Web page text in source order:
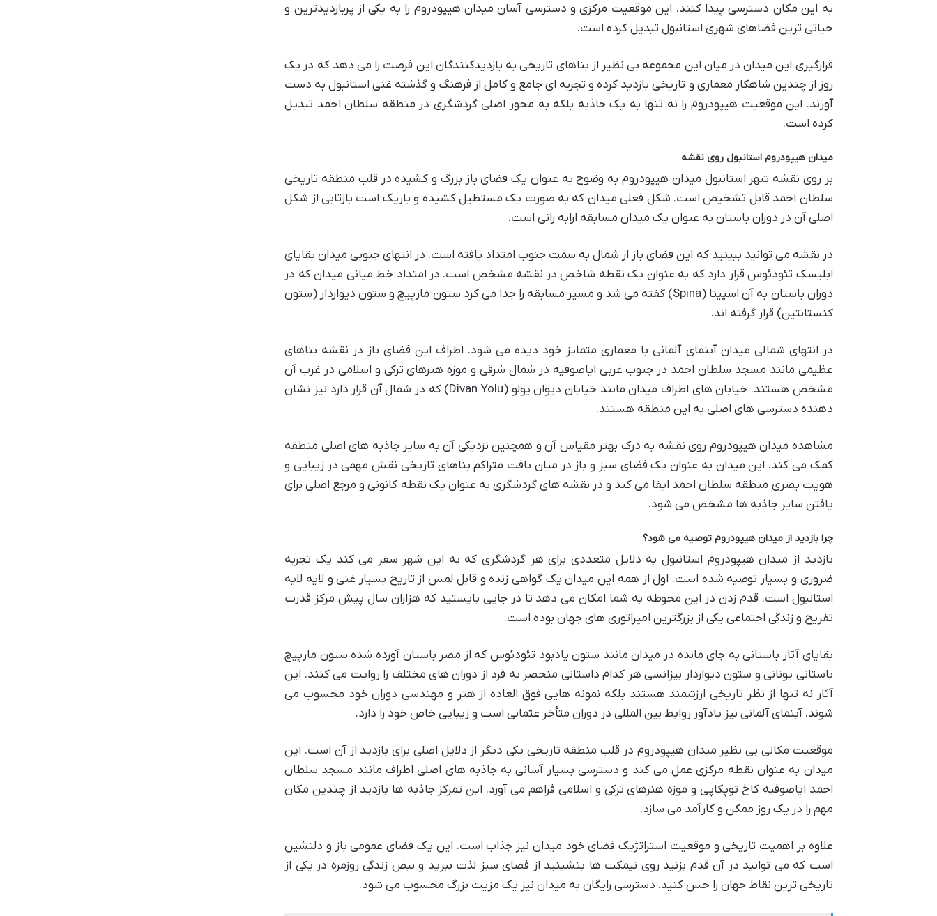
به این مکان دسترسی پیدا کنند. این موقعیت مرکزی و دسترسی آسان میدان هیپودروم را به یکی از پربازدیدترین و
حیاتی ترین فضاهای شهری استانبول تبدیل کرده است.
قرارگیری این میدان در میان این مجموعه بی نظیر از بناهای تاریخی به بازدیدکنندگان این فرصت را می دهد که در یک
روز از چندین شاهکار معماری و تاریخی بازدید کرده و تجربه ای جامع و کامل از فرهنگ و گذشته غنی استانبول به دست
آورند. این موقعیت هیپودروم را نه تنها به یک جاذبه بلکه به محور اصلی گردشگری در منطقه سلطان احمد تبدیل
کرده است.
میدان هیپودروم استانبول روی نقشه
بر روی نقشه شهر استانبول میدان هیپودروم به وضوح به عنوان یک فضای باز بزرگ و کشیده در قلب منطقه تاریخی
سلطان احمد قابل تشخیص است. شکل فعلی میدان که به صورت یک مستطیل کشیده و باریک است بازتابی از شکل
اصلی آن در دوران باستان به عنوان یک میدان مسابقه ارابه رانی است.
در نقشه می توانید ببینید که این فضای باز از شمال به سمت جنوب امتداد یافته است. در انتهای جنوبی میدان بقایای
ابلیسک تئودئوس قرار دارد که به عنوان یک نقطه شاخص در نقشه مشخص است. در امتداد خط میانی میدان که در
دوران باستان به آن اسپینا (Spina) گفته می شد و مسیر مسابقه را جدا می کرد ستون مارپیچ و ستون دیواردار (ستون
کنستانتین) قرار گرفته اند.
در انتهای شمالی میدان آبنمای آلمانی با معماری متمایز خود دیده می شود. اطراف این فضای باز در نقشه بناهای
عظیمی مانند مسجد سلطان احمد در جنوب غربی ایاصوفیه در شمال شرقی و موزه هنرهای ترکی و اسلامی در غرب آن
مشخص هستند. خیابان های اطراف میدان مانند خیابان دیوان یولو (Divan Yolu) که در شمال آن قرار دارد نیز نشان
دهنده دسترسی های اصلی به این منطقه هستند.
مشاهده میدان هیپودروم روی نقشه به درک بهتر مقیاس آن و همچنین نزدیکی آن به سایر جاذبه های اصلی منطقه
کمک می کند. این میدان به عنوان یک فضای سبز و باز در میان بافت متراکم بناهای تاریخی نقش مهمی در زیبایی و
هویت بصری منطقه سلطان احمد ایفا می کند و در نقشه های گردشگری به عنوان یک نقطه کانونی و مرجع اصلی برای
یافتن سایر جاذبه ها مشخص می شود.
چرا بازدید از میدان هیپودروم توصیه می شود؟
بازدید از میدان هیپودروم استانبول به دلایل متعددی برای هر گردشگری که به این شهر سفر می کند یک تجربه
ضروری و بسیار توصیه شده است. اول از همه این میدان یک گواهی زنده و قابل لمس از تاریخ بسیار غنی و لایه لایه
استانبول است. قدم زدن در این محوطه به شما امکان می دهد تا در جایی بایستید که هزاران سال پیش مرکز قدرت
تفریح و زندگی اجتماعی یکی از بزرگترین امپراتوری های جهان بوده است.
بقایای آثار باستانی به جای مانده در میدان مانند ستون یادبود تئودئوس که از مصر باستان آورده شده ستون مارپیچ
باستانی یونانی و ستون دیواردار بیزانسی هر کدام داستانی منحصر به فرد از دوران های مختلف را روایت می کنند. این
آثار نه تنها از نظر تاریخی ارزشمند هستند بلکه نمونه هایی فوق العاده از هنر و مهندسی دوران خود محسوب می
شوند. آبنمای آلمانی نیز یادآور روابط بین المللی در دوران متأخر عثمانی است و زیبایی خاص خود را دارد.
موقعیت مکانی بی نظیر میدان هیپودروم در قلب منطقه تاریخی یکی دیگر از دلایل اصلی برای بازدید از آن است. این
میدان به عنوان نقطه مرکزی عمل می کند و دسترسی بسیار آسانی به جاذبه های اصلی اطراف مانند مسجد سلطان
احمد ایاصوفیه کاخ توپکاپی و موزه هنرهای ترکی و اسلامی فراهم می آورد. این تمرکز جاذبه ها بازدید از چندین مکان
مهم را در یک روز ممکن و کارآمد می سازد.
علاوه بر اهمیت تاریخی و موقعیت استراتژیک فضای خود میدان نیز جذاب است. این یک فضای عمومی باز و دلنشین
است که می توانید در آن قدم بزنید روی نیمکت ها بنشینید از فضای سبز لذت ببرید و نبض زندگی روزمره در یکی از
تاریخی ترین نقاط جهان را حس کنید. دسترسی رایگان به میدان نیز یک مزیت بزرگ محسوب می شود.